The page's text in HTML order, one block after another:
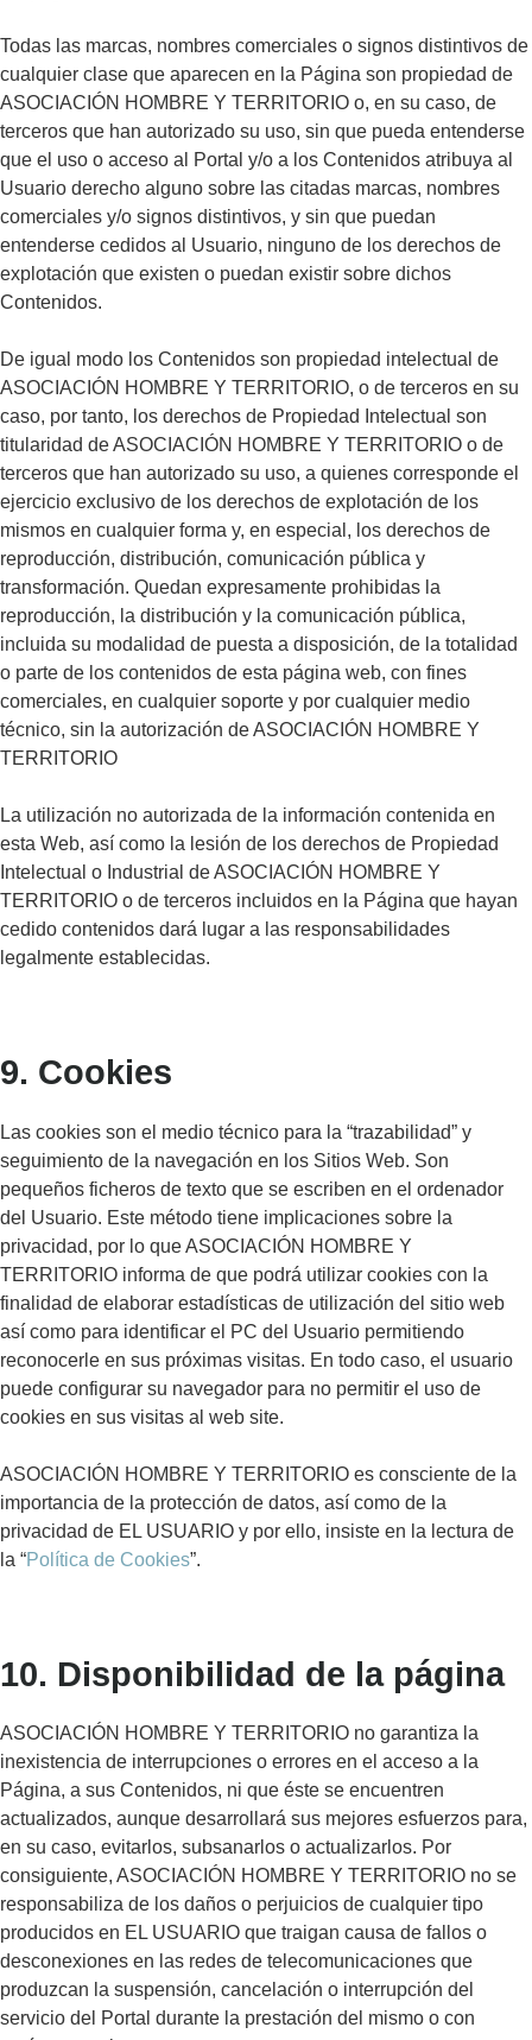
Todas las marcas, nombres comerciales o signos distintivos de
cualquier clase que aparecen en la Página son propiedad de
ASOCIACIÓN HOMBRE Y TERRITORIO o, en su caso, de
terceros que han autorizado su uso, sin que pueda entenderse
que el uso o acceso al Portal y/o a los Contenidos atribuya al
Usuario derecho alguno sobre las citadas marcas, nombres
comerciales y/o signos distintivos, y sin que puedan
entenderse cedidos al Usuario, ninguno de los derechos de
explotación que existen o puedan existir sobre dichos
Contenidos.
De igual modo los Contenidos son propiedad intelectual de
ASOCIACIÓN HOMBRE Y TERRITORIO, o de terceros en su
caso, por tanto, los derechos de Propiedad Intelectual son
titularidad de ASOCIACIÓN HOMBRE Y TERRITORIO o de
terceros que han autorizado su uso, a quienes corresponde el
ejercicio exclusivo de los derechos de explotación de los
mismos en cualquier forma y, en especial, los derechos de
reproducción, distribución, comunicación pública y
transformación. Quedan expresamente prohibidas la
reproducción, la distribución y la comunicación pública,
incluida su modalidad de puesta a disposición, de la totalidad
o parte de los contenidos de esta página web, con fines
comerciales, en cualquier soporte y por cualquier medio
técnico, sin la autorización de ASOCIACIÓN HOMBRE Y
TERRITORIO
La utilización no autorizada de la información contenida en
esta Web, así como la lesión de los derechos de Propiedad
Intelectual o Industrial de ASOCIACIÓN HOMBRE Y
TERRITORIO o de terceros incluidos en la Página que hayan
cedido contenidos dará lugar a las responsabilidades
legalmente establecidas.
9. Cookies
Las cookies son el medio técnico para la “trazabilidad” y
seguimiento de la navegación en los Sitios Web. Son
pequeños ficheros de texto que se escriben en el ordenador
del Usuario. Este método tiene implicaciones sobre la
privacidad, por lo que ASOCIACIÓN HOMBRE Y
TERRITORIO informa de que podrá utilizar cookies con la
finalidad de elaborar estadísticas de utilización del sitio web
así como para identificar el PC del Usuario permitiendo
reconocerle en sus próximas visitas. En todo caso, el usuario
puede configurar su navegador para no permitir el uso de
cookies en sus visitas al web site.
ASOCIACIÓN HOMBRE Y TERRITORIO es consciente de la
importancia de la protección de datos, así como de la
privacidad de EL USUARIO y por ello, insiste en la lectura de
la “Política de Cookies”.
10. Disponibilidad de la página
ASOCIACIÓN HOMBRE Y TERRITORIO no garantiza la
inexistencia de interrupciones o errores en el acceso a la
Página, a sus Contenidos, ni que éste se encuentren
actualizados, aunque desarrollará sus mejores esfuerzos para,
en su caso, evitarlos, subsanarlos o actualizarlos. Por
consiguiente, ASOCIACIÓN HOMBRE Y TERRITORIO no se
responsabiliza de los daños o perjuicios de cualquier tipo
producidos en EL USUARIO que traigan causa de fallos o
desconexiones en las redes de telecomunicaciones que
produzcan la suspensión, cancelación o interrupción del
servicio del Portal durante la prestación del mismo o con